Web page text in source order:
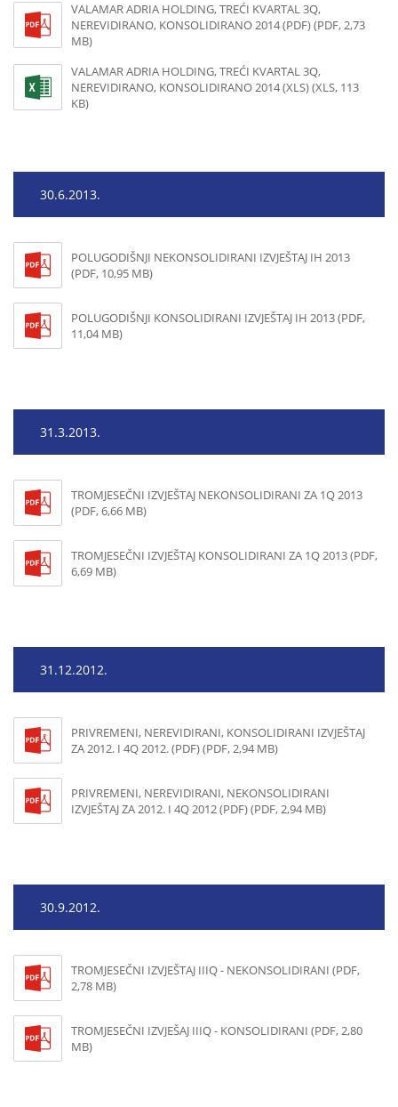
VALAMAR ADRIA HOLDING, TREĆI KVARTAL 3Q,
NEREVIDIRANO, KONSOLIDIRANO 2014 (PDF) (PDF, 2,73
MB)
VALAMAR ADRIA HOLDING, TREĆI KVARTAL 3Q,
NEREVIDIRANO, KONSOLIDIRANO 2014 (XLS) (XLS, 113
KB)
30.6.2013.
POLUGODIŠNJI NEKONSOLIDIRANI IZVJEŠTAJ IH 2013
(PDF, 10,95 MB)
POLUGODIŠNJI KONSOLIDIRANI IZVJEŠTAJ IH 2013 (PDF,
11,04 MB)
31.3.2013.
TROMJESEČNI IZVJEŠTAJ NEKONSOLIDIRANI ZA 1Q 2013
(PDF, 6,66 MB)
TROMJESEČNI IZVJEŠTAJ KONSOLIDIRANI ZA 1Q 2013 (PDF,
6,69 MB)
31.12.2012.
PRIVREMENI, NEREVIDIRANI, KONSOLIDIRANI IZVJEŠTAJ
ZA 2012. I 4Q 2012. (PDF) (PDF, 2,94 MB)
PRIVREMENI, NEREVIDIRANI, NEKONSOLIDIRANI
IZVJEŠTAJ ZA 2012. I 4Q 2012 (PDF) (PDF, 2,94 MB)
30.9.2012.
TROMJESEČNI IZVJEŠTAJ IIIQ - NEKONSOLIDIRANI (PDF,
2,78 MB)
TROMJESEČNI IZVJEŠAJ IIIQ - KONSOLIDIRANI (PDF, 2,80
MB)